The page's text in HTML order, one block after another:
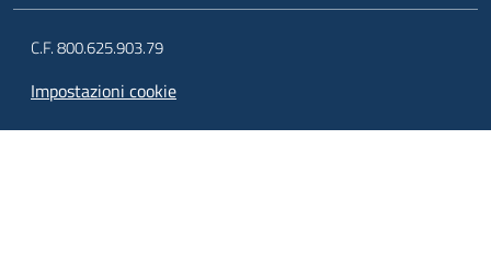
C.F. 800.625.903.79
Impostazioni cookie